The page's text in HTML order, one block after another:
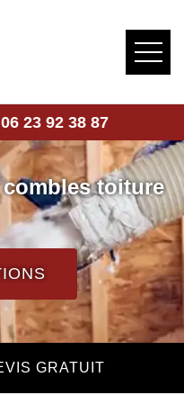
06 23 92 38 87
toiture
GRATUIT